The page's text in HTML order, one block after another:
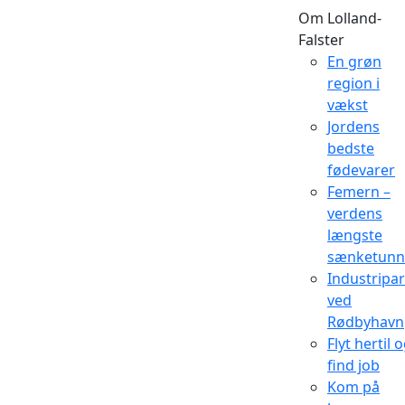
Om Lolland-
Falster
En grøn
region i
vækst
Jordens
bedste
fødevarer
Femern –
verdens
længste
ved
Rødbyhavn
Flyt hertil
find job
Kom på